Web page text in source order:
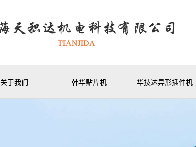
关于我们 韩华贴片机 华技达异形插件机